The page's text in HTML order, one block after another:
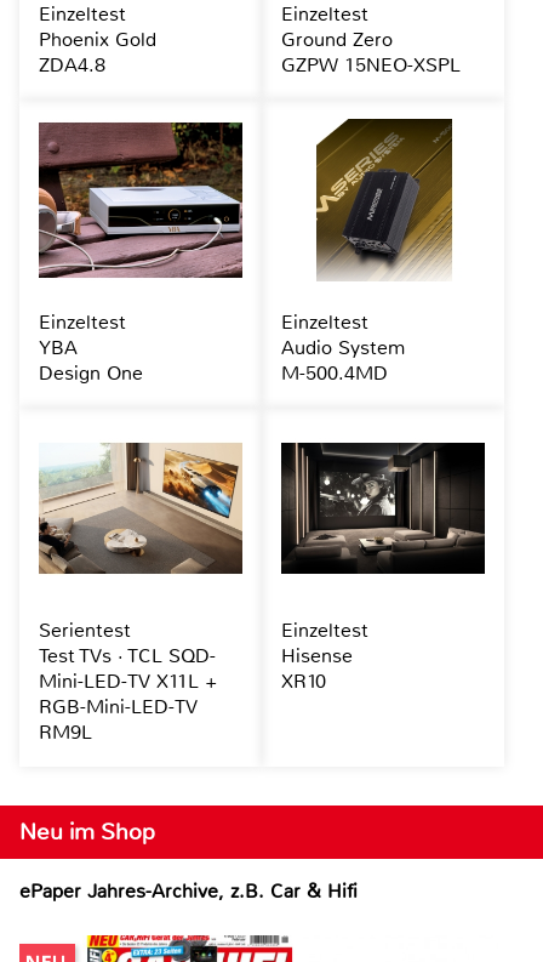
Neu im Shop
ePaper Jahres-Archive, z.B. Car & Hifi
Einzeltest
Phoenix Gold
ZDA4.8
Einzeltest
Ground Zero
GZPW 15NEO-XSPL
Einzeltest
YBA
Design One
Einzeltest
Audio System
M-500.4MD
Serientest
Test TVs · TCL SQD-
Mini-LED-TV X11L +
RGB-Mini-LED-TV
RM9L
Einzeltest
Hisense
XR10